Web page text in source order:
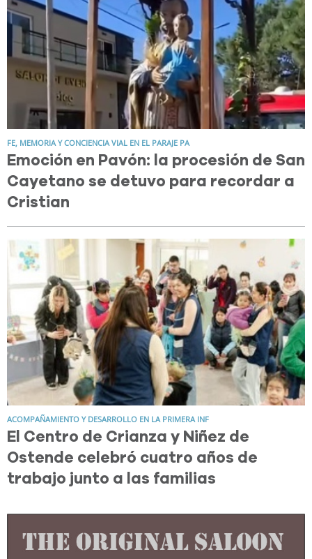
FE, MEMORIA Y CONCIENCIA VIAL EN EL PARAJE PA
Emoción en Pavón: la procesión de San
Cayetano se detuvo para recordar a
Cristian
ACOMPAÑAMIENTO Y DESARROLLO EN LA PRIMERA INF
El Centro de Crianza y Niñez de
Ostende celebró cuatro años de
trabajo junto a las familias